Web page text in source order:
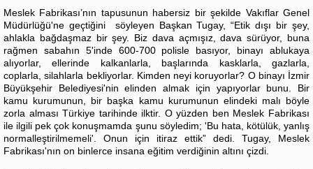
Meslek Fabrikası’nın tapusunun habersiz bir şekilde Vakıflar Genel
Müdürlüğü'ne geçtiğini söyleyen Başkan Tugay, “Etik dışı bir şey,
ahlakla bağdaşmaz bir şey. Biz dava açmışız, dava sürüyor, buna
rağmen sabahın 5'inde 600-700 polisle basıyor, binayı ablukaya
alıyorlar, ellerinde kalkanlarla, başlarında kasklarla, gazlarla,
coplarla, silahlarla bekliyorlar. Kimden neyi koruyorlar? O binayı İzmir
Büyükşehir Belediyesi'nin elinden almak için yapıyorlar bunu. Bir
kamu kurumunun, bir başka kamu kurumunun elindeki malı böyle
zorla alması Türkiye tarihinde ilktir. O yüzden ben Meslek Fabrikası
ile ilgili pek çok konuşmamda şunu söyledim; 'Bu hata, kötülük, yanlış
normalleştirilmemeli'. Onun için itiraz ettik” dedi. Tugay, Meslek
Fabrikası'nın on binlerce insana eğitim verdiğinin altını çizdi.